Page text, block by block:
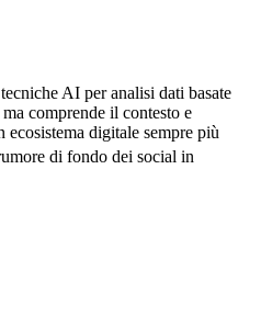
AI per analisi dati basate
comprende il contesto e
digitale sempre più
di fondo dei social in